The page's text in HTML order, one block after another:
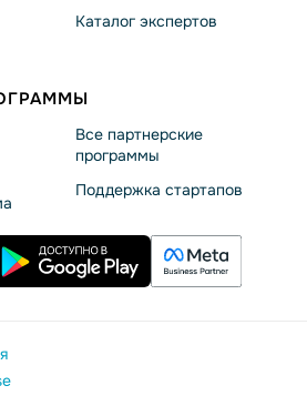
Каталог экспертов
Все партнерские
программы
Поддержка стартапов